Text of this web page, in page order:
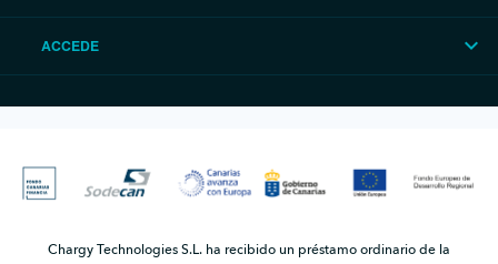
ACCEDE
Chargy Technologies S.L. ha recibido un préstamo ordinario de la